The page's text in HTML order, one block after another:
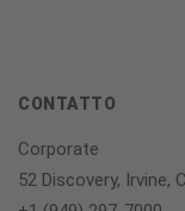
CONTATTO
Corporate
52 Discovery, Irvine,